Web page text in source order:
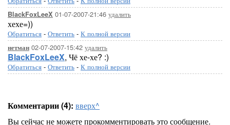
BlackFoxLeeX 01-07-2007-21:46 удалить
хехе=))
Обратиться - Ответить - К полной версии
нетман 02-07-2007-15:42 удалить
BlackFoxLeeX, Чё хе-хе? :)
Обратиться - Ответить - К полной версии
Комментарии (4): вверх^
Вы сейчас не можете прокомментировать это сообщение.